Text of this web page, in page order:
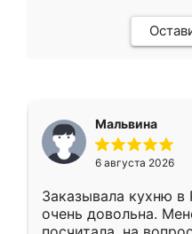
Мальвина
6 августа 2026
Заказывала кухню в
очень довольна.